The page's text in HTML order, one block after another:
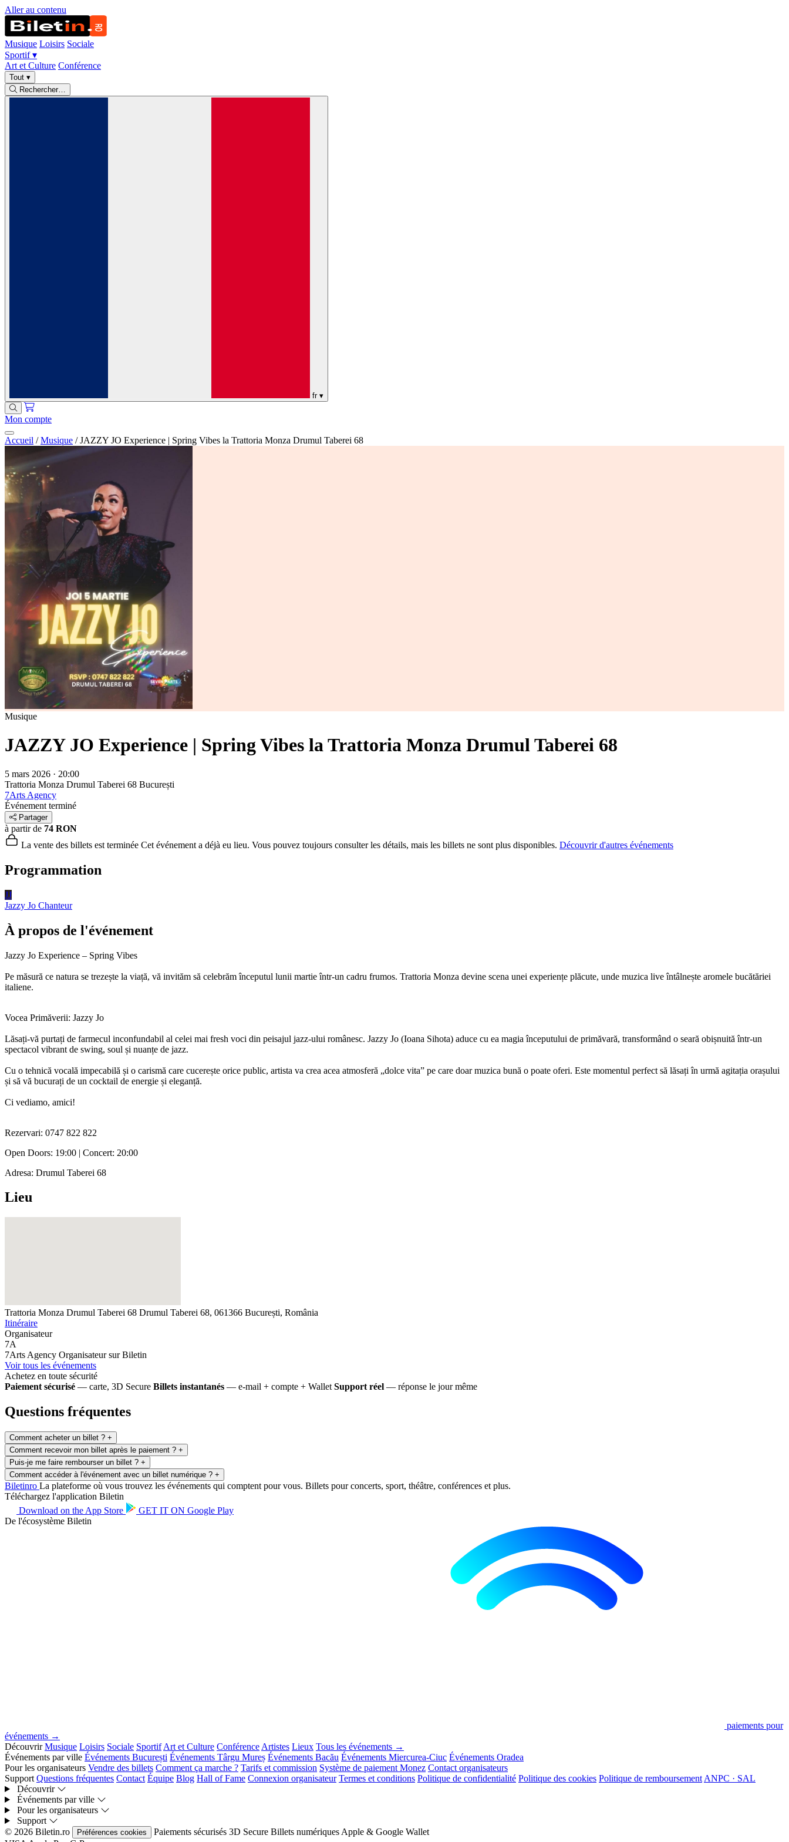
Aller au contenu
Musique Loisirs Sociale
Sportif▾
Art et Culture Conférence
Tout ▾
Rechercher…
fr ▾
Mon compte
Accueil / Musique / JAZZY JO Experience | Spring Vibes la Trattoria Monza Drumul Taberei 68
Musique
JAZZY JO Experience | Spring Vibes la Trattoria Monza Drumul Taberei 68
5 mars 2026 · 20:00
Trattoria Monza Drumul Taberei 68 București
7Arts Agency
Événement terminé
Partager
à partir de 74 RON
La vente des billets est terminée Cet événement a déjà eu lieu. Vous pouvez toujours consulter les détails, mais les billets ne sont plus disponibles. Découvrir d'autres événements
Programmation
JJ
Jazzy Jo Chanteur
À propos de l'événement
Jazzy Jo Experience – Spring Vibes
Pe măsură ce natura se trezește la viață, vă invităm să celebrăm începutul lunii martie într-un cadru frumos. Trattoria Monza devine scena unei experiențe plăcute, unde muzica live întâlnește aromele bucătăriei
italiene.
Vocea Primăverii: Jazzy Jo
Lăsați-vă purtați de farmecul inconfundabil al celei mai fresh voci din peisajul jazz-ului românesc. Jazzy Jo (Ioana Sihota) aduce cu ea magia începutului de primăvară, transformând o seară obișnuită într-un
spectacol vibrant de swing, soul și nuanțe de jazz.
Cu o tehnică vocală impecabilă și o carismă care cucerește orice public, artista va crea acea atmosferă „dolce vita” pe care doar muzica bună o poate oferi. Este momentul perfect să lăsați în urmă agitația orașului
și să vă bucurați de un cocktail de energie și eleganță.
Ci vediamo, amici!
Rezervari: 0747 822 822
Open Doors: 19:00 | Concert: 20:00
Adresa: Drumul Taberei 68
Lieu
Trattoria Monza Drumul Taberei 68 Drumul Taberei 68, 061366 București, România
Itinéraire
Organisateur
7A
7Arts Agency Organisateur sur Biletin
Voir tous les événements
Achetez en toute sécurité
Paiement sécurisé — carte, 3D Secure Billets instantanés — e-mail + compte + Wallet Support réel — réponse le jour même
Questions fréquentes
Comment acheter un billet ? +
Comment recevoir mon billet après le paiement ? +
Puis-je me faire rembourser un billet ? +
Comment accéder à l'événement avec un billet numérique ? +
Biletinro La plateforme où vous trouvez les événements qui comptent pour vous. Billets pour concerts, sport, théâtre, conférences et plus.
Téléchargez l'application Biletin
Download on the App Store GET IT ON Google Play
De l'écosystème Biletin
paiements pour
événements →
Découvrir Musique Loisirs Sociale Sportif Art et Culture Conférence Artistes Lieux Tous les événements →
Événements par ville Événements București Événements Târgu Mureș Événements Bacău Événements Miercurea-Ciuc Événements Oradea
Pour les organisateurs Vendre des billets Comment ça marche ? Tarifs et commission Système de paiement Monez Contact organisateurs
Support Questions fréquentes Contact Équipe Blog Hall of Fame Connexion organisateur Termes et conditions Politique de confidentialité Politique des cookies Politique de remboursement ANPC · SAL
Découvrir
Événements par ville
Pour les organisateurs
Support
© 2026 Biletin.ro
Préférences cookies Paiements sécurisés 3D Secure Billets numériques Apple & Google Wallet